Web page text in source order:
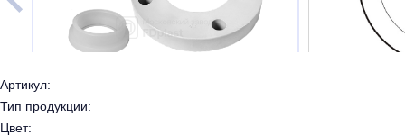
Артикул:
Тип продукции:
Цвет: